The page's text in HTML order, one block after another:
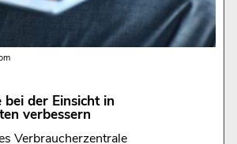
der Einsicht in
verbessern
Verbraucherzentrale